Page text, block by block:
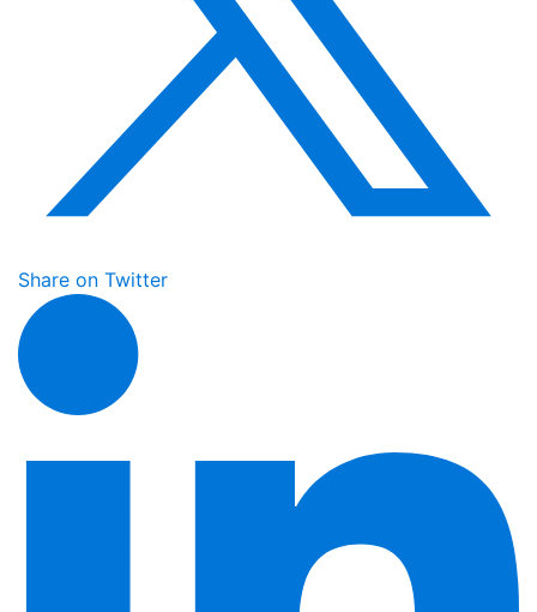
Share on Twitter